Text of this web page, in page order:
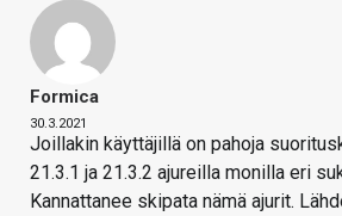
Formica
30.3.2021
Joillakin käyttäjillä on pahoja
21.3.1 ja 21.3.2 ajureilla monilla eri
Kannattanee skipata nämä ajurit.